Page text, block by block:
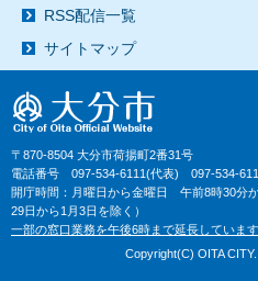
RSS配信一覧
サイトマップ
〒870-8504 大分市荷揚町2番31号
電話番号 097-534-6111(代表) 097-534-
開庁時間：月曜日から金曜日 午前8時30分
29日から1月3日を除く）
一部の窓口業務を午後6時まで延長しています
Copyright(C) OITA